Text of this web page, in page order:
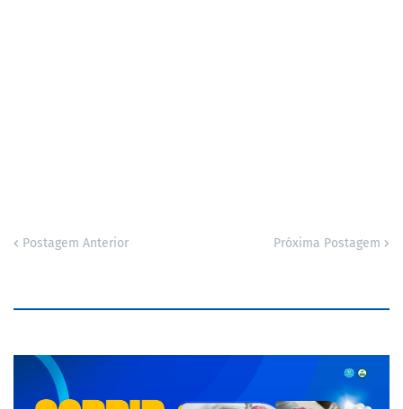
Postagem Anterior Próxima Postagem